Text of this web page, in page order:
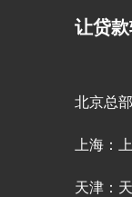
让贷
北京总
上海：
天津：